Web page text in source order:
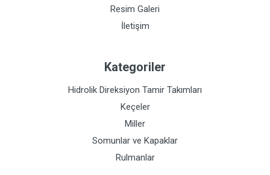
Resim Galeri
İletişim
Kategoriler
Hidrolik Direksiyon Tamir Takımları
Keçeler
Miller
Somunlar ve Kapaklar
Rulmanlar